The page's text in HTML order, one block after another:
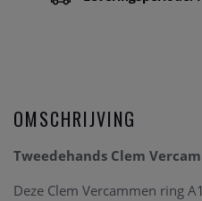
OMSCHRIJVING
Tweedehands Clem
Deze Clem Vercammen ring